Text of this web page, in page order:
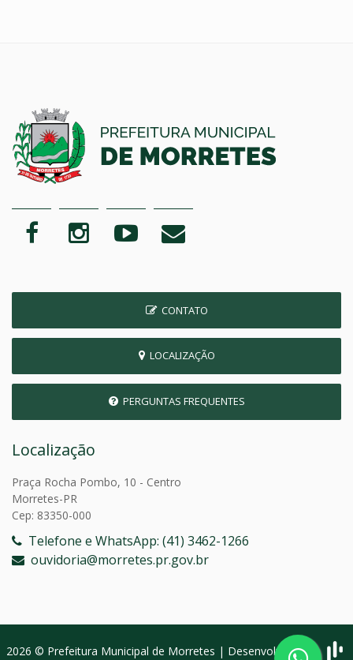
CONTATO
LOCALIZAÇÃO
PERGUNTAS FREQUENTES
Localização
Praça Rocha Pombo, 10 - Centro
Morretes-PR
Cep: 83350-000
Telefone e WhatsApp: (41) 3462-1266
ouvidoria@morretes.pr.gov.br
2026 © Prefeitura Municipal de Morretes | Desenvolvido por: